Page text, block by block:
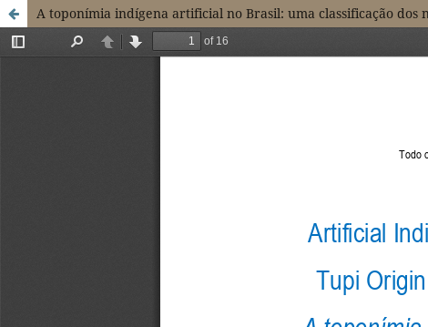
A toponímia indígena artificial no Brasil: uma classificação dos